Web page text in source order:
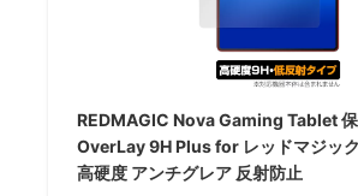
REDMAGIC Nova Gaming Tablet
OverLay 9H Plus for レッドマジッ
高硬度 アンチグレア 反射防止